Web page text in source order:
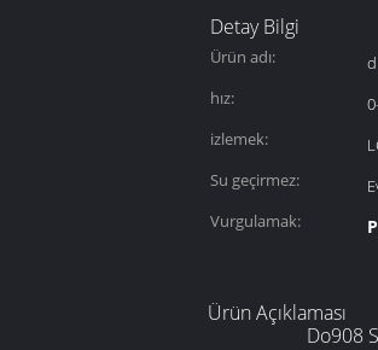
Detay Bilgi
Ürün adı:
hız:
izlemek:
Su geçirmez:
Vurgulamak:
Ürün Açıklaması
Do908